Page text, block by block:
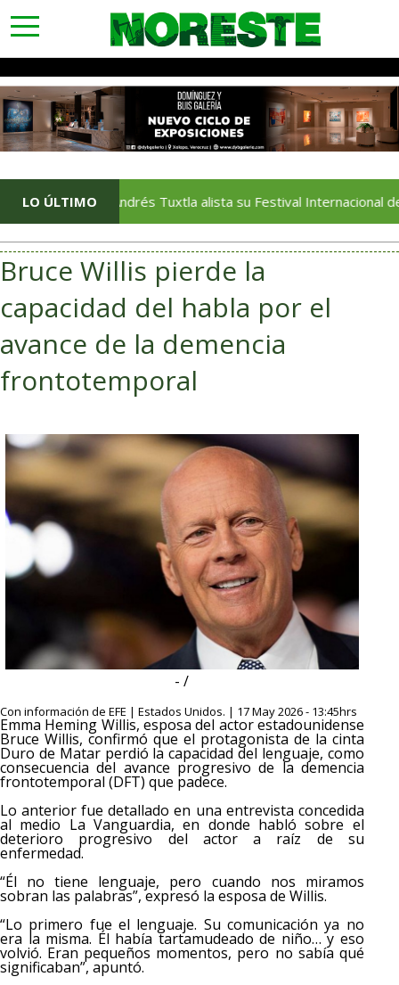
toggle
navigation
LO ÚLTIMO
San Andrés Tuxtla alista su Festival Internacional de
Bruce Willis pierde la
capacidad del habla por el
avance de la demencia
frontotemporal
- /
Con información de EFE | Estados Unidos. | 17 May 2026 - 13:45hrs
Emma Heming Willis, esposa del actor estadounidense
Bruce Willis, confirmó que el protagonista de la cinta
Duro de Matar perdió la capacidad del lenguaje, como
consecuencia del avance progresivo de la demencia
frontotemporal (DFT) que padece.
Lo anterior fue detallado en una entrevista concedida
al medio La Vanguardia, en donde habló sobre el
deterioro progresivo del actor a raíz de su
enfermedad.
“Él no tiene lenguaje, pero cuando nos miramos
sobran las palabras”, expresó la esposa de Willis.
“Lo primero fue el lenguaje. Su comunicación ya no
era la misma. Él había tartamudeado de niño… y eso
volvió. Eran pequeños momentos, pero no sabía qué
significaban”, apuntó.